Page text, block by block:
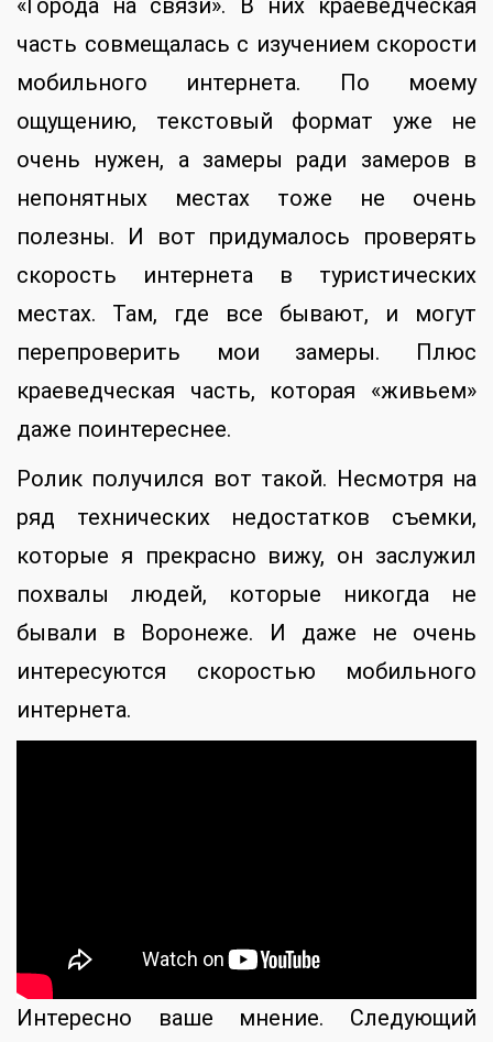
«Города на связи». В них краеведческая
часть совмещалась с изучением скорости
мобильного интернета. По моему
ощущению, текстовый формат уже не
очень нужен, а замеры ради замеров в
непонятных местах тоже не очень
полезны. И вот придумалось проверять
скорость интернета в туристических
местах. Там, где все бывают, и могут
перепроверить мои замеры. Плюс
краеведческая часть, которая «живьем»
даже поинтереснее.
Ролик получился вот такой. Несмотря на
ряд технических недостатков съемки,
которые я прекрасно вижу, он заслужил
похвалы людей, которые никогда не
бывали в Воронеже. И даже не очень
интересуются скоростью мобильного
интернета.
Интересно ваше мнение. Следующий